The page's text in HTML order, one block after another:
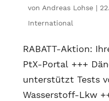
von Andreas Lohse|
International
RABATT-Aktion:
PtX-Portal +++
unterstützt Tests
Wasserstoff-Lkw